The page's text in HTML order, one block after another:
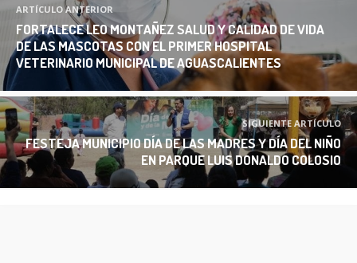
ARTÍCULO ANTERIOR
FORTALECE LEO MONTAÑEZ SALUD Y CALIDAD DE VIDA
DE LAS MASCOTAS CON EL PRIMER HOSPITAL
VETERINARIO MUNICIPAL DE AGUASCALIENTES
SIGUIENTE ARTÍCULO
FESTEJA MUNICIPIO DÍA DE LAS MADRES Y DÍA DEL NIÑO
EN PARQUE LUIS DONALDO COLOSIO